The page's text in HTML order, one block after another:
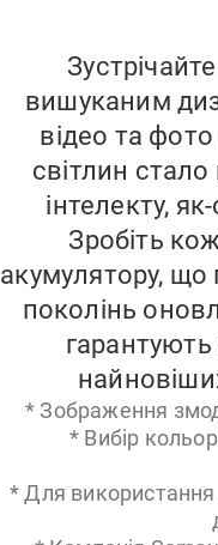
вишуканим
відео та
світлин
інтелекту,
Зробіть
акумулятору, що
поколінь
* Зображення
* Вибір
* Для використання